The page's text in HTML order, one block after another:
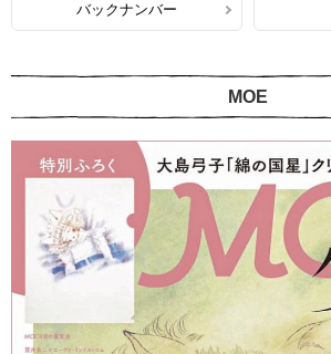
バックナンバー
MOE